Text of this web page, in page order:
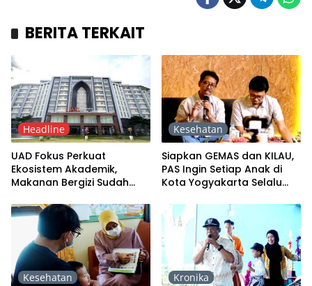
BERITA TERKAIT
Headline
UAD Fokus Perkuat
Ekosistem Akademik,
Makanan Bergizi Sudah
Kesehatan
Siapkan GEMAS dan KILAU,
PAS Ingin Setiap Anak di
Kota Yogyakarta Selalu
Kesehatan Kronika